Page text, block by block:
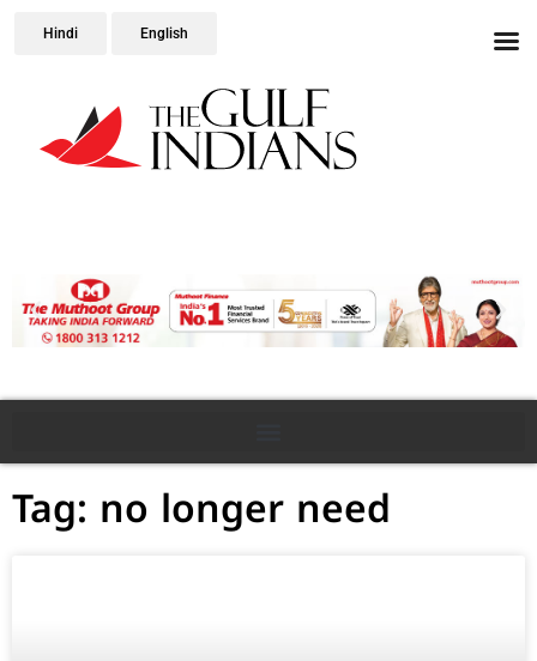
Hindi English
Tag: no longer need